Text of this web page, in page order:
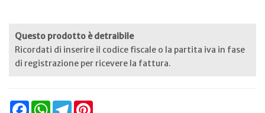
Questo prodotto è detraibile
Ricordati di inserire il codice fiscale o la partita iva in fase
di registrazione per ricevere la fattura.
FacebookWhatsAppTelegram